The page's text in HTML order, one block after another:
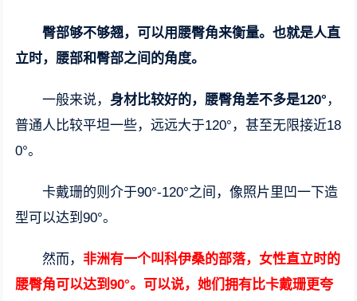
臀部够不够翘，可以用腰臀角来衡量。也就是人直
立时，腰部和臀部之间的角度。
一般来说， 身材比较好的，腰臀角差不多是120° ，
普通人比较平坦一些，远远大于120°，甚至无限接近18
0°。
卡戴珊的则介于90°-120°之间，像照片里凹一下造
型可以达到90°。
然而， 非洲有一个叫科伊桑的部落，女性直立时的
腰臀角可以达到90°。可以说，她们拥有比卡戴珊更夸